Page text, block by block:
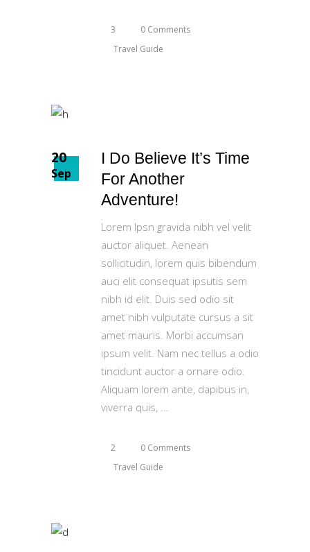
3
0 Comments
Travel Guide
20
Sep
I Do Believe It’s Time
For Another
Adventure!
Lorem Ipsn gravida nibh vel velit
auctor aliquet. Aenean
sollicitudin, lorem quis bibendum
auci elit consequat ipsutis sem
nibh id elit. Duis sed odio sit
amet nibh vulputate cursus a sit
amet mauris. Morbi accumsan
ipsum velit. Nam nec tellus a odio
tincidunt auctor a ornare odio.
Aliquam lorem ante, dapibus in,
viverra quis,
2
0 Comments
Travel Guide